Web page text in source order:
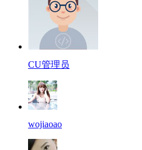
CU管理员
wojiaoao